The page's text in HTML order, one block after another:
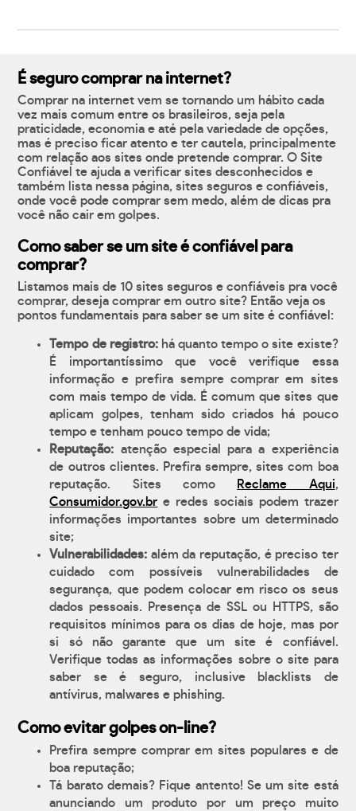
É seguro comprar na internet?
Comprar na internet vem se tornando um hábito cada
vez mais comum entre os brasileiros, seja pela
praticidade, economia e até pela variedade de opções,
mas é preciso ficar atento e ter cautela, principalmente
com relação aos sites onde pretende comprar. O Site
Confiável te ajuda a verificar sites desconhecidos e
também lista nessa página, sites seguros e confiáveis,
onde você pode comprar sem medo, além de dicas pra
você não cair em golpes.
Como saber se um site é confiável para
comprar?
Listamos mais de 10 sites seguros e confiáveis pra você
comprar, deseja comprar em outro site? Então veja os
pontos fundamentais para saber se um site é confiável:
Tempo de registro:há quanto tempo o site existe?
É importantíssimo que você verifique essa
informação e prefira sempre comprar em sites
com mais tempo de vida. É comum que sites que
aplicam golpes, tenham sido criados há pouco
tempo e tenham pouco tempo de vida;
Reputação: atenção especial para a experiência
de outros clientes. Prefira sempre, sites com boa
reputação. Sites como
Reclame Aqui,
Consumidor.gov.br e redes sociais podem trazer
informações importantes sobre um determinado
site;
Vulnerabilidades: além da reputação, é preciso ter
cuidado com possíveis vulnerabilidades de
segurança, que podem colocar em risco os seus
dados pessoais. Presença de SSL ou HTTPS, são
requisitos mínimos para os dias de hoje, mas por
si só não garante que um site é confiável.
Verifique todas as informações sobre o site para
saber se é seguro, inclusive blacklists de
antívirus, malwares e phishing.
Como evitar golpes on-line?
Prefira sempre comprar em sites populares e de
boa reputação;
Tá barato demais? Fique antento! Se um site está
anunciando um produto por um preço muito